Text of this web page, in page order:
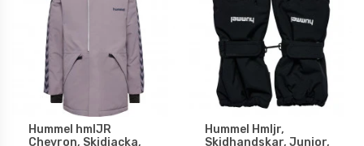
Hummel hmlJR
Chevron, Skidjacka,
Hummel Hmljr,
Skidhandskar, Junior,